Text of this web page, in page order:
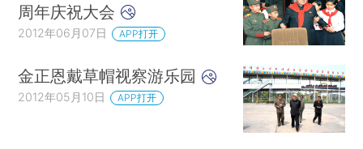
周年庆祝大会
2012年06月07日 APP打开
金正恩戴草帽视察游乐园
2012年05月10日 APP打开